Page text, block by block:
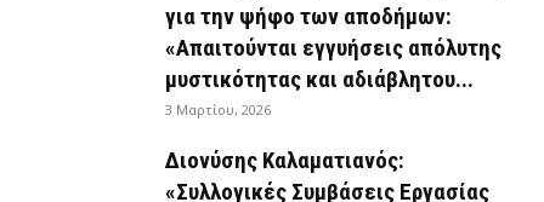
για την ψήφο των αποδήμων:
«Απαιτούνται εγγυήσεις απόλυτης
μυστικότητας και αδιάβλητου...
3 Μαρτίου, 2026
Διονύσης Καλαματιανός:
«Συλλογικές Συμβάσεις Εργασίας